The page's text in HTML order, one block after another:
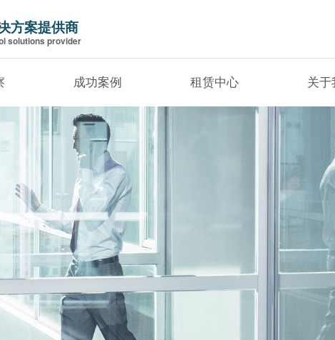
方案提供商
solutions provider
成功案例 租赁中心 关于